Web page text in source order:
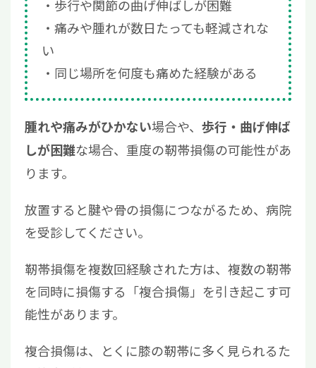
歩行や関節の曲げ伸ばしが困難
痛みや腫れが数日たっても軽減されな
い
同じ場所を何度も痛めた経験がある
腫れや痛みがひかない場合や、 歩行・曲げ伸ば
しが困難な場合、重度の靭帯損傷の可能性があ
ります。
放置すると腱や骨の損傷につながるため、病院
を受診してください。
靭帯損傷を複数回経験された方は、複数の靭帯
を同時に損傷する「複合損傷」を引き起こす可
能性があります。
複合損傷は、とくに膝の靭帯に多く見られるた